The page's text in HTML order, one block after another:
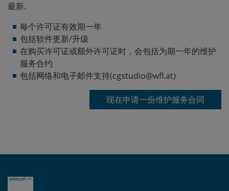
最新.
每个许可证有效期一年
包括软件更新/升级
在购买许可证或额外许可证时，会包括为期一年的维护
服务合约
包括网络和电子邮件支持(cgstudio@wfl.at)
现在申请一份维护服务合同